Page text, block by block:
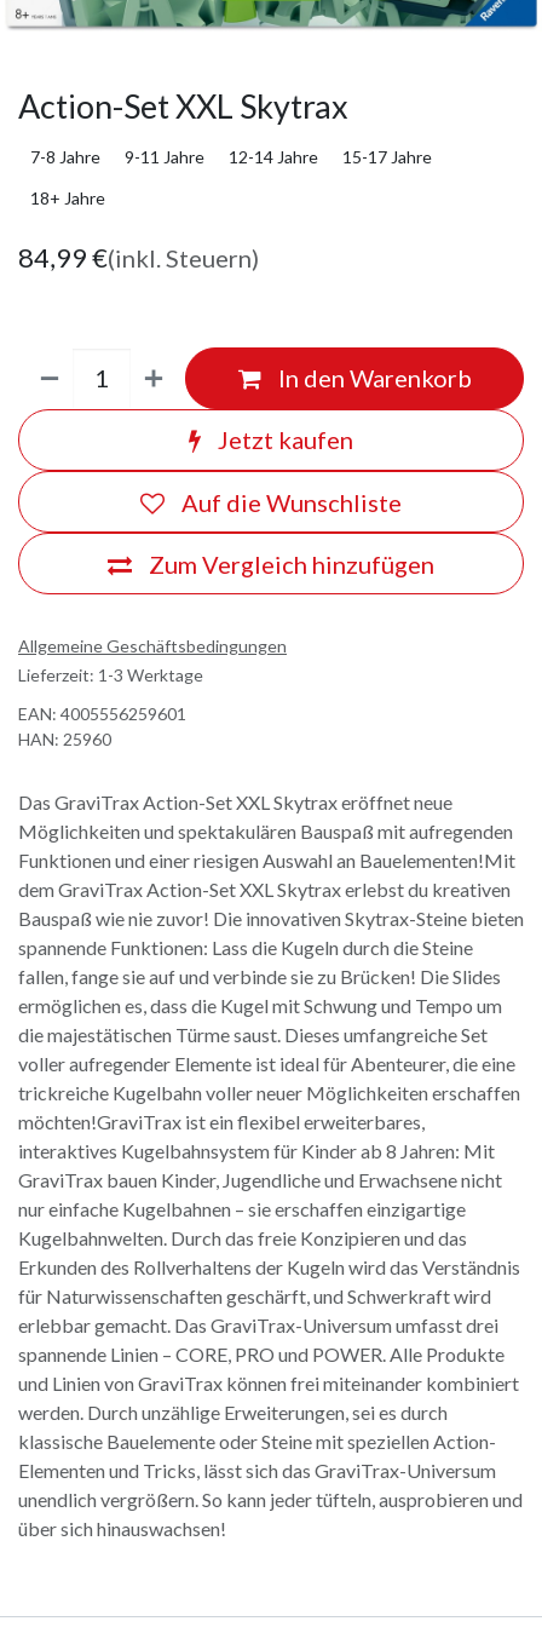
Action-Set XXL Skytrax
7-8 Jahre 9-11 Jahre 12-14 Jahre
15-17 Jahre
18+ Jahre
84,99€(inkl. Steuern)
In den Warenkorb
Jetzt kaufen
Zum Vergleich hinzufügen
Auf die Wunschliste
Allgemeine Geschäftsbedingungen
Lieferzeit: 1-3 Werktage
EAN: 4005556259601
HAN: 25960
Das GraviTrax Action-Set XXL Skytrax eröffnet neue
Möglichkeiten und spektakulären Bauspaß mit aufregenden
Funktionen und einer riesigen Auswahl an Bauelementen!Mit
dem GraviTrax Action-Set XXL Skytrax erlebst du kreativen
Bauspaß wie nie zuvor! Die innovativen Skytrax-Steine bieten
spannende Funktionen: Lass die Kugeln durch die Steine
fallen, fange sie auf und verbinde sie zu Brücken! Die Slides
ermöglichen es, dass die Kugel mit Schwung und Tempo um
die majestätischen Türme saust. Dieses umfangreiche Set
voller aufregender Elemente ist ideal für Abenteurer, die eine
trickreiche Kugelbahn voller neuer Möglichkeiten erschaffen
möchten!GraviTrax ist ein flexibel erweiterbares,
interaktives Kugelbahnsystem für Kinder ab 8 Jahren: Mit
GraviTrax bauen Kinder, Jugendliche und Erwachsene nicht
nur einfache Kugelbahnen – sie erschaffen einzigartige
Kugelbahnwelten. Durch das freie Konzipieren und das
Erkunden des Rollverhaltens der Kugeln wird das Verständnis
für Naturwissenschaften geschärft, und Schwerkraft wird
erlebbar gemacht. Das GraviTrax-Universum umfasst drei
spannende Linien – CORE, PRO und POWER. Alle Produkte
und Linien von GraviTrax können frei miteinander kombiniert
werden. Durch unzählige Erweiterungen, sei es durch
klassische Bauelemente oder Steine mit speziellen Action-
Elementen und Tricks, lässt sich das GraviTrax-Universum
unendlich vergrößern. So kann jeder tüfteln, ausprobieren und
über sich hinauswachsen!